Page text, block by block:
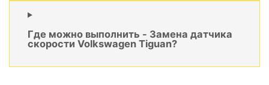
Где можно выполнить - Замена датчика
скорости Volkswagen Tiguan?